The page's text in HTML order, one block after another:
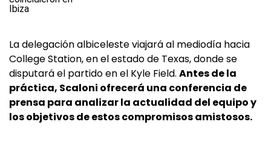
La delegación albiceleste viajará al mediodía hacia
College Station, en el estado de Texas, donde se
disputará el partido en el Kyle Field. Antes de la
práctica, Scaloni ofrecerá una conferencia de
prensa para analizar la actualidad del equipo y
los objetivos de estos compromisos amistosos.